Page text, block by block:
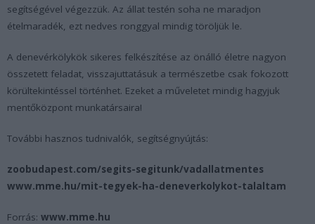
segítségével végezzük. Az állat testén soha ne maradjon
ételmaradék, ezt nedves ronggyal mindig töröljük le.
A denevérkölykök sikeres felkészítése az önálló életre nagyon
összetett feladat, visszajuttatásuk a természetbe csak fokozott
körültekintéssel történhet. Ezeket a műveletet mindig hagyjuk
mentőközpont munkatársaira!
További hasznos tudnivalók, segítségnyújtás:
zoobudapest.com/segits-segitunk/vadallatmentes
www.mme.hu/mit-tegyek-ha-deneverkolykot-talaltam
Forrás: www.mme.hu